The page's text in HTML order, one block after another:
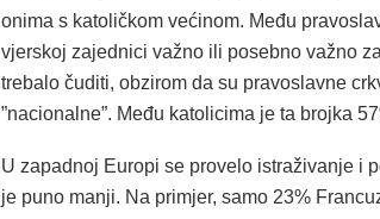
onima s katoličkom većinom. Među
vjerskoj zajednici važno ili posebno važno
trebalo čuditi, obzirom da su pravoslavne
”nacionalne”. Među katolicima je ta brojka
U zapadnoj Europi se provelo istraživanje i
je puno manji. Na primjer, samo 23%